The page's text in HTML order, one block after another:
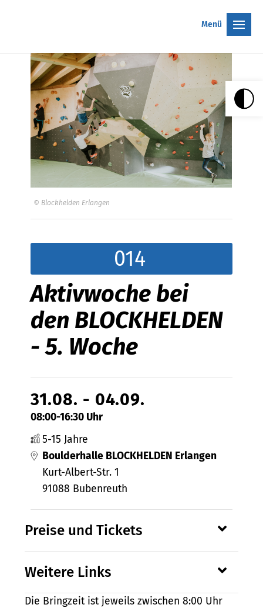
Menü
© Blockhelden Erlangen
Preise und Tickets
Weitere Links
Die Bringzeit ist jeweils zwischen 8:00 Uhr
014
Aktivwoche bei
den BLOCKHELDEN
- 5. Woche
31.08. - 04.09.
08:00-16:30 Uhr
5-15 Jahre
Boulderhalle BLOCKHELDEN Erlangen
Kurt-Albert-Str. 1
91088 Bubenreuth